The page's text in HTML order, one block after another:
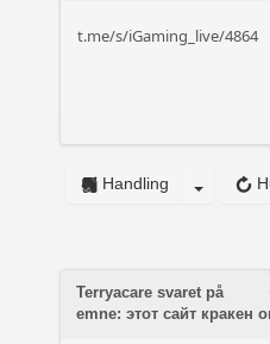
t.me/s/iGaming_live/4864
Handling
Terryacare svaret på
emne: этот сайт кракен